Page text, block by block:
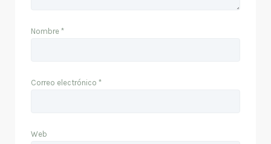
Nombre *
Correo electrónico *
Web